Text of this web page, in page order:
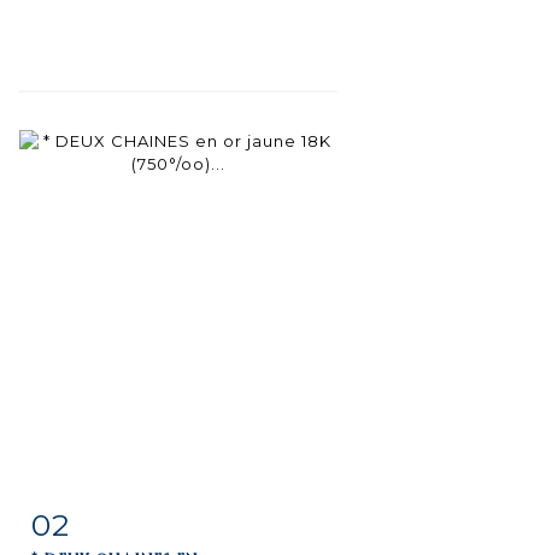
Item detail
02